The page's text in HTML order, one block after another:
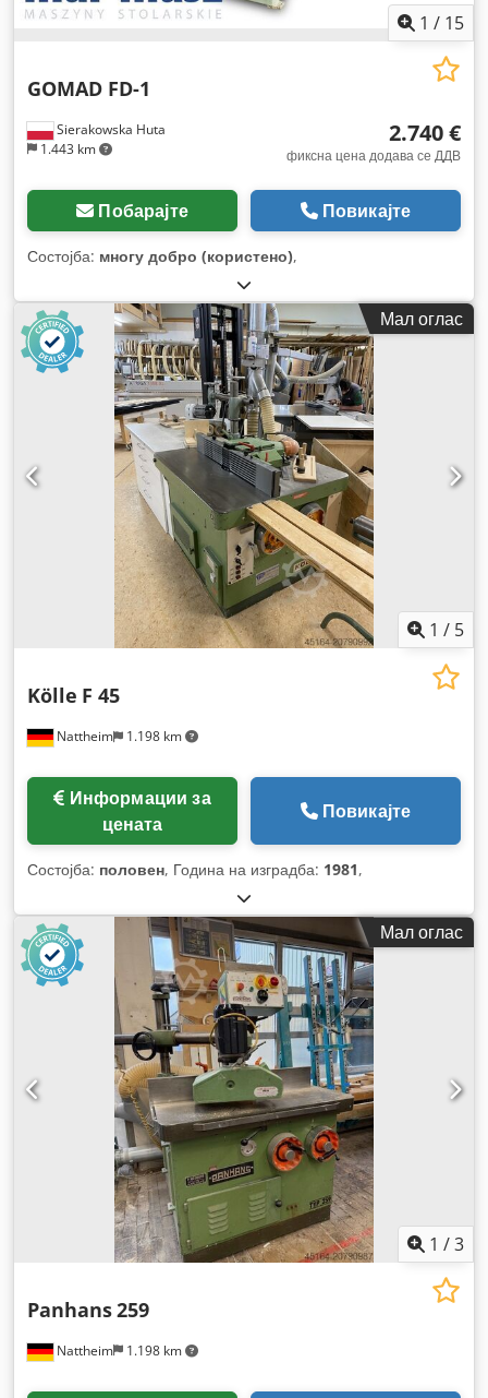
1 / 15
Sierakowska Huta
1.443 km
GOMAD FD-1
2.740 €
фиксна цена додава се ДДВ
Побарајте Повикајте
Состојба: многу добро (користено),
Мал оглас
1 / 5
Nattheim 1.198 km
Kölle F 45
цената
Повикајте
Состојба: половен, Година на изградба: 1981,
Мал оглас
1 /3
Nattheim 1.198 km
Panhans259